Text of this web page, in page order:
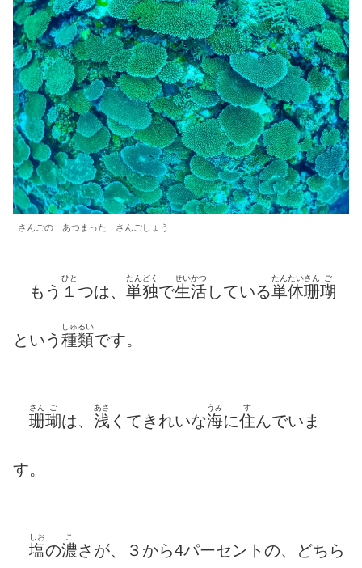
さんごの あつまった さんごしょう
もう １
ひと
つは、 単独
たんどく
で生活
せいかつ
している単体
たんたい
珊
さん
瑚
ご
という 種類
しゅるい
です。
珊
さん
瑚
ご
は、 浅
あさ
くてきれいな海
うみ
に住
す
んでいま
す。
塩
しお
の濃
こ
さが、３から4パーセントの、どちら